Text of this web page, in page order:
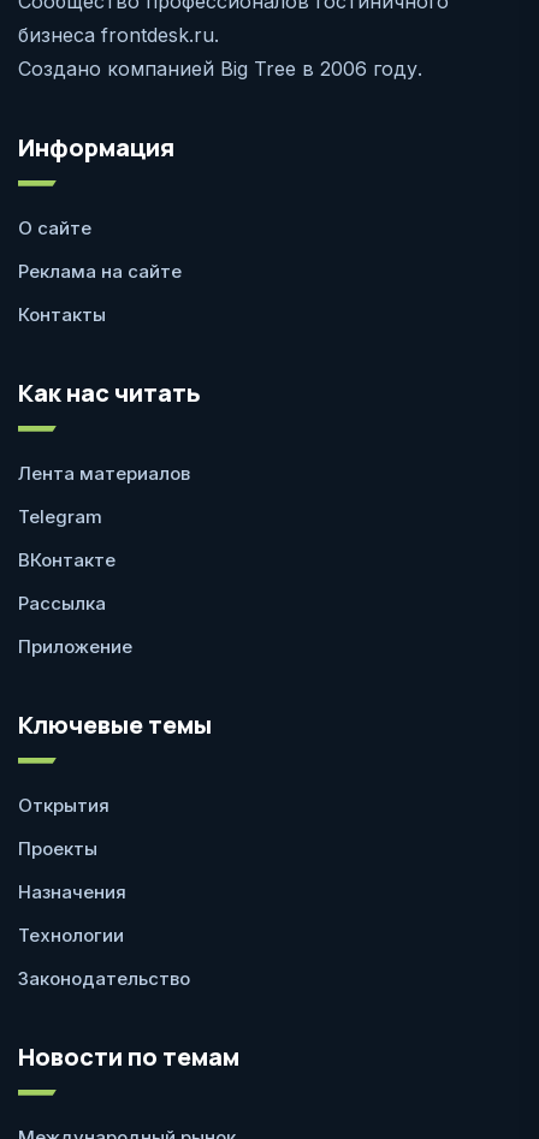
бизнеса frontdesk.ru.
Создано компанией Big Tree в 2006 году.
Информация
О сайте
Реклама на сайте
Контакты
Как нас читать
Лента материалов
Telegram
ВКонтакте
Рассылка
Приложение
Ключевые темы
Открытия
Проекты
Назначения
Технологии
Законодательство
Новости по темам